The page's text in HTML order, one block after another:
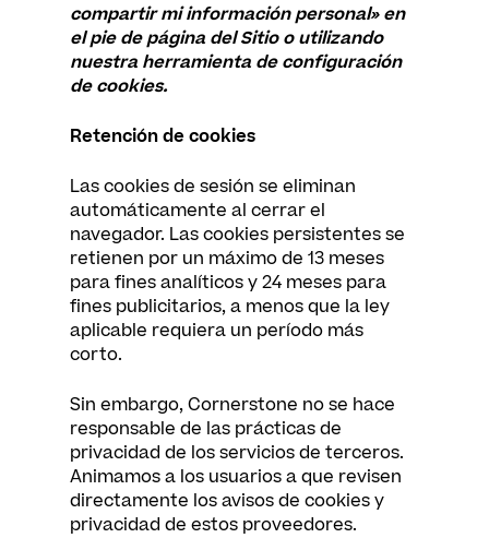
compartir mi información personal» en
el pie de página del Sitio o utilizando
nuestra herramienta de configuración
de cookies.
Retención de cookies
Las cookies de sesión se eliminan
automáticamente al cerrar el
navegador. Las cookies persistentes se
retienen por un máximo de 13 meses
para fines analíticos y 24 meses para
fines publicitarios, a menos que la ley
aplicable requiera un período más
corto.
Sin embargo, Cornerstone no se hace
responsable de las prácticas de
privacidad de los servicios de terceros.
Animamos a los usuarios a que revisen
directamente los avisos de cookies y
privacidad de estos proveedores.